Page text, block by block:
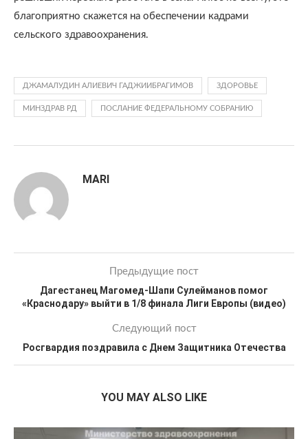
благоприятно скажется на обеспечении кадрами
сельского здравоохранения.
ДЖАМАЛУДИН АЛИЕВИЧ ГАДЖИИБРАГИМОВ ЗДОРОВЬЕ
МИНЗДРАВ РД ПОСЛАНИЕ ФЕДЕРАЛЬНОМУ СОБРАНИЮ
MARI
Предыдущие пост
Дагестанец Магомед-Шапи Сулейманов помог
«Краснодару» выйти в 1/8 финала Лиги Европы (видео)
Следующий пост
Росгвардия поздравила с Днем Защитника Отечества
YOU MAY ALSO LIKE